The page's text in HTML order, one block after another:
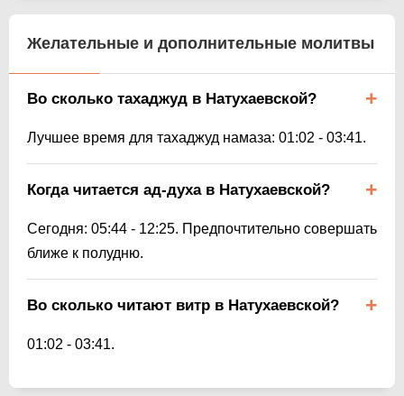
Желательные и дополнительные молитвы
Во сколько тахаджуд в Натухаевской?
Лучшее время для тахаджуд намаза: 01:02 - 03:41.
Когда читается ад-духа в Натухаевской?
Сегодня: 05:44 - 12:25. Предпочтительно совершать
ближе к полудню.
Во сколько читают витр в Натухаевской?
01:02 - 03:41.